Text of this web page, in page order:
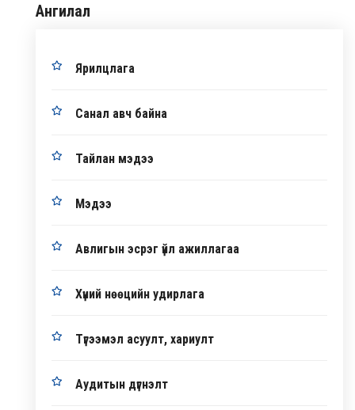
Ангилал
Ярилцлага
Санал авч байна
Тайлан мэдээ
Мэдээ
Авлигын эсрэг үйл ажиллагаа
Хүний нөөцийн удирлага
Түгээмэл асуулт, хариулт
Аудитын дүгнэлт